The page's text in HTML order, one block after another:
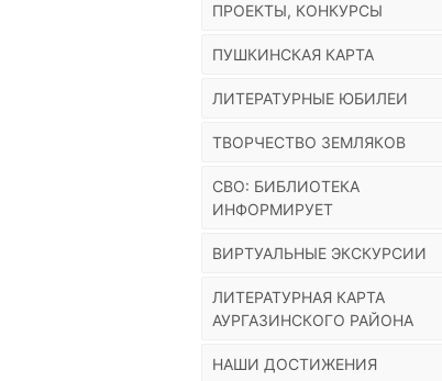
ПРОЕКТЫ, КОНКУРСЫ
ПУШКИНСКАЯ КАРТА
ЛИТЕРАТУРНЫЕ ЮБИЛЕИ
ТВОРЧЕСТВО ЗЕМЛЯКОВ
СВО: БИБЛИОТЕКА
ИНФОРМИРУЕТ
ВИРТУАЛЬНЫЕ ЭКСКУРСИИ
ЛИТЕРАТУРНАЯ КАРТА
АУРГАЗИНСКОГО РАЙОНА
НАШИ ДОСТИЖЕНИЯ